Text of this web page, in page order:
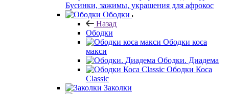
Бусинки, зажимы, украшения для афрокос
Ободки
Назад
Ободки
Ободки коса
макси
Ободки. Диадема
Ободки Коса
Classic
Заколки